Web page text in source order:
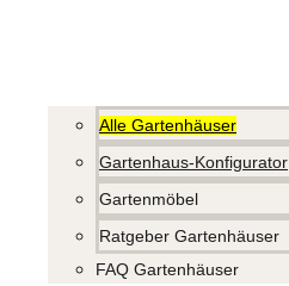
Alle Gartenhäuser
Gartenhaus-Konfigurator
Gartenmöbel
Ratgeber Gartenhäuser
FAQ Gartenhäuser